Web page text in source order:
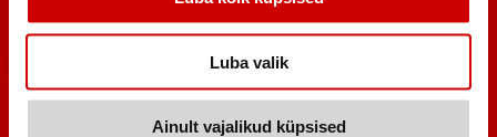
Luba valik
Ainult vajalikud küpsised